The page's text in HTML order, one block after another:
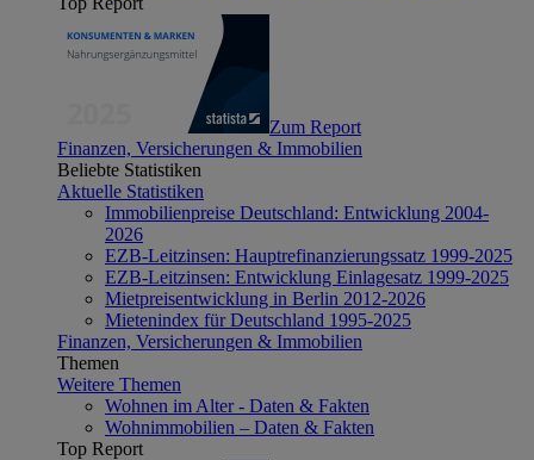
Zum Report
Finanzen, Versicherungen & Immobilien
Beliebte Statistiken
Aktuelle Statistiken
Immobilienpreise Deutschland: Entwicklung 2004-
2026
EZB-Leitzinsen: Hauptrefinanzierungssatz 1999-2025
EZB-Leitzinsen: Entwicklung Einlagesatz 1999-2025
Mietpreisentwicklung in Berlin 2012-2026
Mietenindex für Deutschland 1995-2025
Finanzen, Versicherungen & Immobilien
Themen
Weitere Themen
Wohnen im Alter - Daten & Fakten
Wohnimmobilien – Daten & Fakten
Top Report